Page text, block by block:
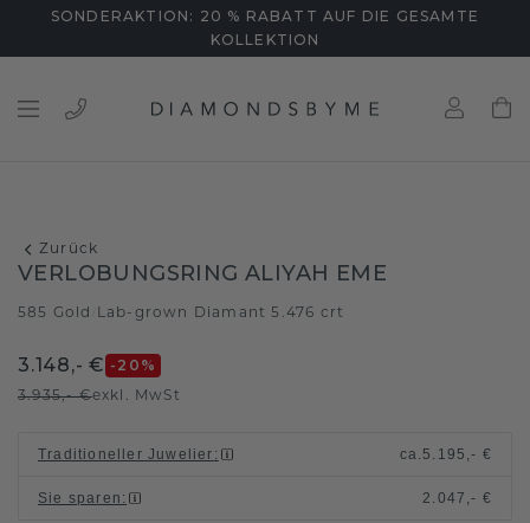
SONDERAKTION: 20 % RABATT AUF DIE GESAMTE
KOLLEKTION
Zurück
VERLOBUNGSRING ALIYAH EME
585 Gold Lab-grown Diamant 5.476 crt
3.148,- € -20 %
3.935,- €exkl. MwSt
Traditioneller Juwelier : ca.5.195,- €
Sie sparen : 2.047,- €